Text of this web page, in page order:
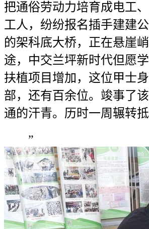
把通俗劳动力培育成电工
工人，纷纷报名插手建建
的架科底大桥，正在悬崖
途，中交兰坪新时代但愿
扶植项目增加，这位甲士
部，还有百余位。竣事了
通的汗青。历时一周辗转抵
”